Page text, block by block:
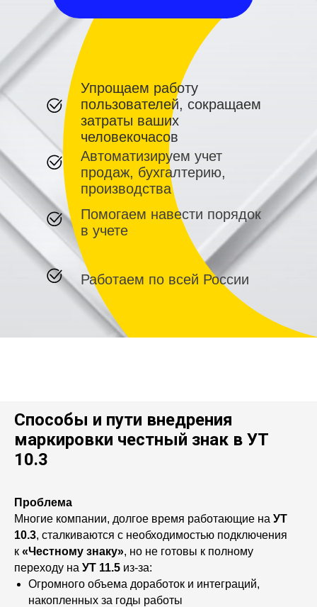
Автоматизируем учет
продаж, бухгалтерию,
производства
Упрощаем работу
пользователей, сокращаем
затраты ваших
человекочасов
Помогаем навести порядок
в учете
Работаем по всей России
Способы и пути внедрения
маркировки честный знак в УТ
10.3
Проблема
Многие компании, долгое время работающие на УТ
10.3, сталкиваются с необходимостью подключения
к «Честному знаку», но не готовы к полному
переходу на УТ 11.5 из-за:
Огромного объема доработок и интеграций,
накопленных за годы работы